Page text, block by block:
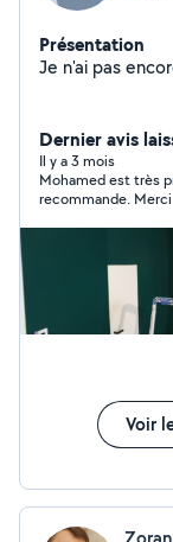
Présentation
Dernier avis
Il y a 3 mois
Mohamed est très pro
recommande. Merci
Voir